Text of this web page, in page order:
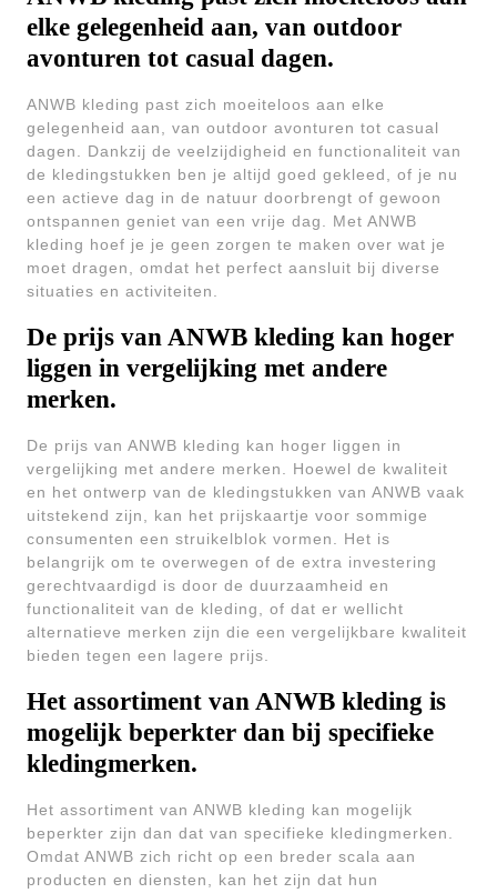
elke gelegenheid aan, van outdoor
avonturen tot casual dagen.
ANWB kleding past zich moeiteloos aan elke
gelegenheid aan, van outdoor avonturen tot casual
dagen. Dankzij de veelzijdigheid en functionaliteit van
de kledingstukken ben je altijd goed gekleed, of je nu
een actieve dag in de natuur doorbrengt of gewoon
ontspannen geniet van een vrije dag. Met ANWB
kleding hoef je je geen zorgen te maken over wat je
moet dragen, omdat het perfect aansluit bij diverse
situaties en activiteiten.
De prijs van ANWB kleding kan hoger
liggen in vergelijking met andere
merken.
De prijs van ANWB kleding kan hoger liggen in
vergelijking met andere merken. Hoewel de kwaliteit
en het ontwerp van de kledingstukken van ANWB vaak
uitstekend zijn, kan het prijskaartje voor sommige
consumenten een struikelblok vormen. Het is
belangrijk om te overwegen of de extra investering
gerechtvaardigd is door de duurzaamheid en
functionaliteit van de kleding, of dat er wellicht
alternatieve merken zijn die een vergelijkbare kwaliteit
bieden tegen een lagere prijs.
Het assortiment van ANWB kleding is
mogelijk beperkter dan bij specifieke
kledingmerken.
Het assortiment van ANWB kleding kan mogelijk
beperkter zijn dan dat van specifieke kledingmerken.
Omdat ANWB zich richt op een breder scala aan
producten en diensten, kan het zijn dat hun